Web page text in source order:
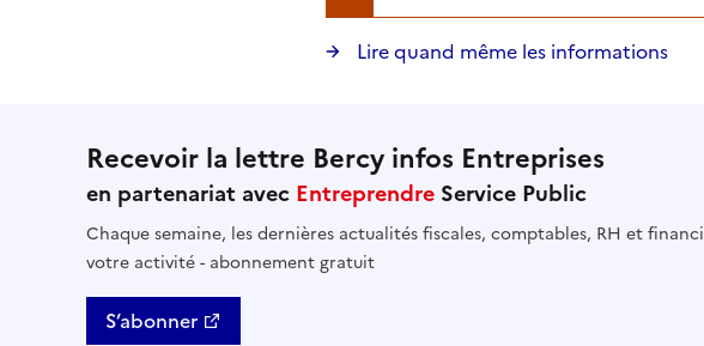
Lire quand même les informations
Recevoir la lettre Bercy infos Entreprises
en partenariat avec Entreprendre Service Public
Chaque semaine, les dernières actualités fiscales, comptables, RH et financières utiles à la gestion de
votre activité - abonnement gratuit
S’abonner